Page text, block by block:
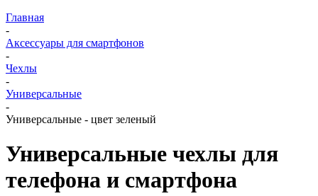
Главная
-
Аксессуары для смартфонов
-
Чехлы
-
Универсальные
-
Универсальные - цвет зеленый
Универсальные чехлы для
телефона и смартфона